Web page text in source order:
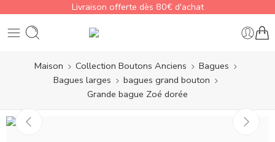
Livraison offerte dès 80€ d'achat
Maison Collection Boutons Anciens
Bagues
Bagues larges
bagues grand bouton
Grande bague Zoé dorée